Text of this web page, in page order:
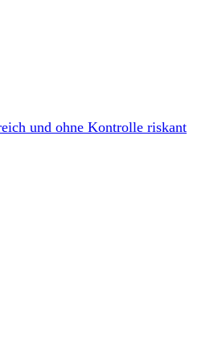
und ohne Kontrolle riskant